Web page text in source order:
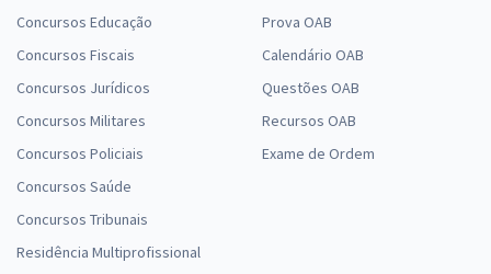
Concursos Educação
Concursos Fiscais
Concursos Jurídicos
Concursos Militares
Concursos Policiais
Concursos Saúde
Concursos Tribunais
Residência Multiprofissional
Prova OAB
Calendário OAB
Questões OAB
Recursos OAB
Exame de Ordem